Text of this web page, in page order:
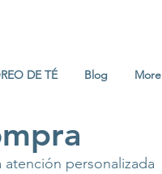
DE TÉ Blog More
personalizada